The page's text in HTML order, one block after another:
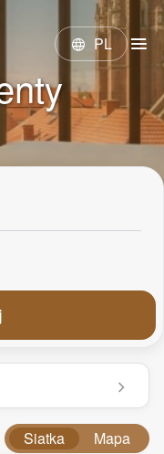
language PL menu
Siatka Mapa